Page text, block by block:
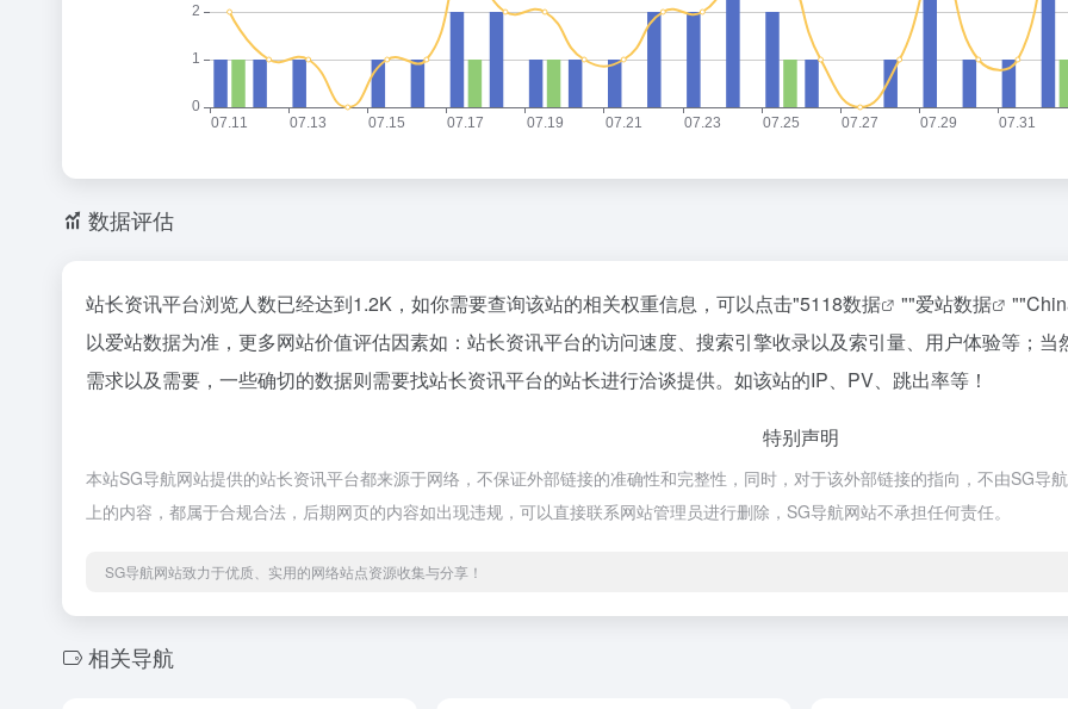
数据评估
站长资讯平台浏览人数已经达到1.2K，如你需要查询该站的相关权重信息，可以点击"5118数据 ""爱站数据 ""
以爱站数据为准，更多网站价值评估因素如：站长资讯平台的访问速度、搜索引擎收录以及索引量、用户体验等；
需求以及需要，一些确切的数据则需要找站长资讯平台的站长进行洽谈提供。如该站的IP、PV、跳出率等！
特别声明
本站SG导航网站提供的站长资讯平台都来源于网络，不保证外部链接的准确性和完整性，同时，对于该外部链接的指向，不由SG
上的内容，都属于合规合法，后期网页的内容如出现违规，可以直接联系网站管理员进行删除，SG导航网站不承担任何责任。
SG导航网站致力于优质、实用的网络站点资源收集与分享！
相关导航